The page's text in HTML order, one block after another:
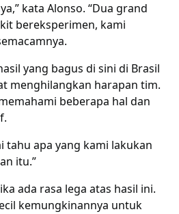
kata Alonso. “Dua grand
bereksperimen, kami
yang bagus di sini di Brasil
menghilangkan harapan tim.
beberapa hal dan
tahu apa yang kami lakukan
itu.”
ada rasa lega atas hasil ini.
kemungkinannya untuk